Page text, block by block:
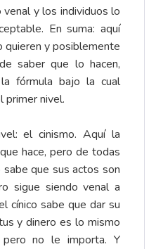
y los individuos lo
En suma: aquí
quieren y posiblemente
saber que lo hacen,
fórmula bajo la cual
primer nivel.
el cinismo. Aquí la
hace, pero de todas
sabe que sus actos son
sigue siendo venal a
cínico sabe que dar su
y dinero es lo mismo
no le importa. Y